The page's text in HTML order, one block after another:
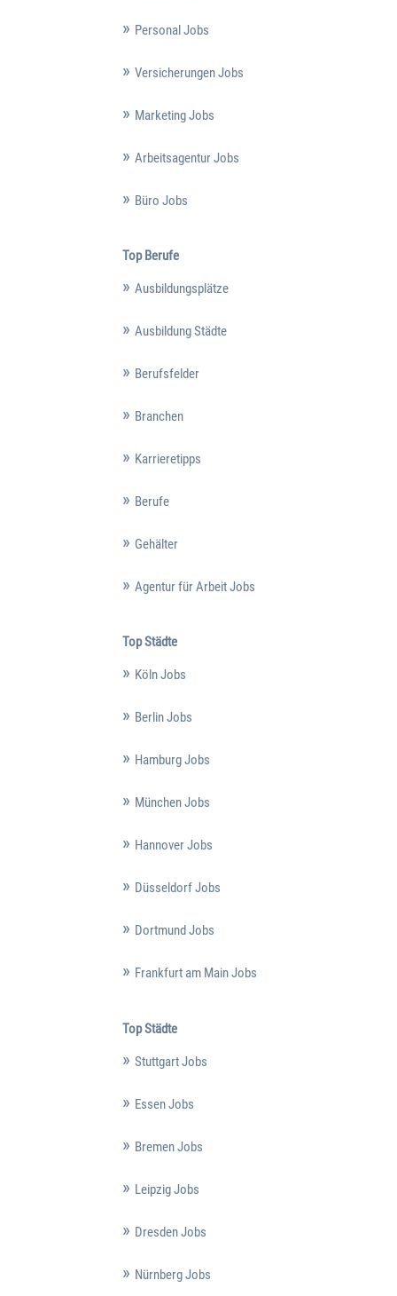
Personal Jobs
Versicherungen Jobs
Marketing Jobs
Arbeitsagentur Jobs
Büro Jobs
Top Berufe
Ausbildungsplätze
Ausbildung Städte
Berufsfelder
Branchen
Karrieretipps
Berufe
Gehälter
Agentur für Arbeit Jobs
Top Städte
Köln Jobs
Berlin Jobs
Hamburg Jobs
München Jobs
Hannover Jobs
Düsseldorf Jobs
Dortmund Jobs
Frankfurt am Main Jobs
Top Städte
Stuttgart Jobs
Essen Jobs
Bremen Jobs
Leipzig Jobs
Dresden Jobs
Nürnberg Jobs